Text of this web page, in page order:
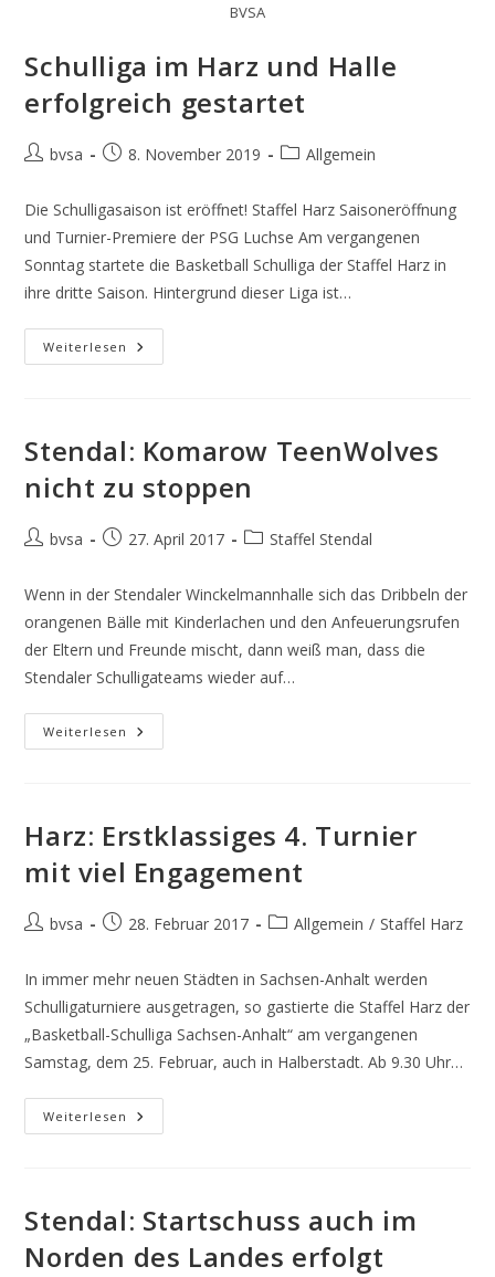
BVSA
Schulliga im Harz und Halle
erfolgreich gestartet
Beitrags-
bvsa
Beitrag8. November 2019
Beitrags-
Allgemein
Die Schulligasaison ist eröffnet! Staffel Harz Saisoneröffnung
und Turnier-Premiere der PSG Luchse Am vergangenen
Sonntag startete die Basketball Schulliga der Staffel Harz in
ihre dritte Saison. Hintergrund dieser Liga ist…
Weiterlesen Schulliga
Im
Gestartet
Stendal: Komarow TeenWolves
nicht zu stoppen
Beitrags-
bvsa
Beitrag27. April 2017
Beitrags-
Staffel Stendal
Wenn in der Stendaler Winckelmannhalle sich das Dribbeln der
orangenen Bälle mit Kinderlachen und den Anfeuerungsrufen
der Eltern und Freunde mischt, dann weiß man, dass die
Stendaler Schulligateams wieder auf…
Weiterlesen Stendal:
Komarow
Harz: Erstklassiges 4. Turnier
mit viel Engagement
Beitrags-
bvsa
Beitrag28. Februar 2017
Beitrags-
Allgemein / Staffel Harz
In immer mehr neuen Städten in Sachsen-Anhalt werden
Schulligaturniere ausgetragen, so gastierte die Staffel Harz der
„Basketball-Schulliga Sachsen-Anhalt“ am vergangenen
Samstag, dem 25. Februar, auch in Halberstadt. Ab 9.30 Uhr…
Weiterlesen Harz:
Erstklassiges
Engagement
Stendal: Startschuss auch im
Norden des Landes erfolgt